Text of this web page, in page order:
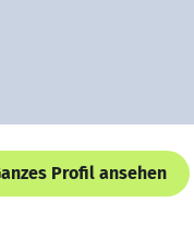
Profil ansehen